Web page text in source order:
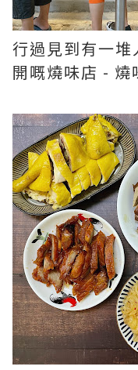
行過見到有一
開嘅燒味店 - 燒